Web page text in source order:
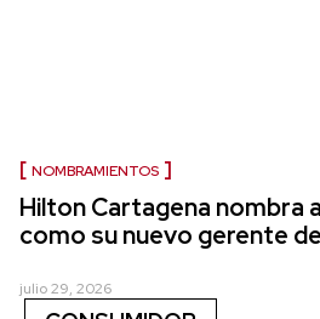
NOMBRAMIENTOS
Hilton Cartagena nombra
como su nuevo gerente
julio 29, 2026